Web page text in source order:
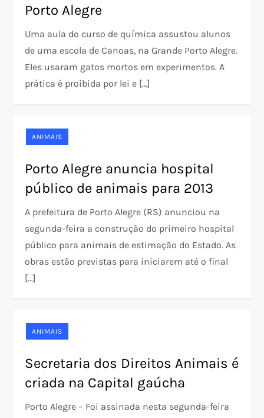
Porto Alegre
Uma aula do curso de química assustou alunos
de uma escola de Canoas, na Grande Porto Alegre.
Eles usaram gatos mortos em experimentos. A
prática é proibida por lei e […]
ANIMAIS
Porto Alegre anuncia hospital
público de animais para 2013
A prefeitura de Porto Alegre (RS) anunciou na
segunda-feira a construção do primeiro hospital
público para animais de estimação do Estado. As
obras estão previstas para iniciarem até o final
[…]
ANIMAIS
Secretaria dos Direitos Animais é
criada na Capital gaúcha
Porto Alegre – Foi assinada nesta segunda-feira